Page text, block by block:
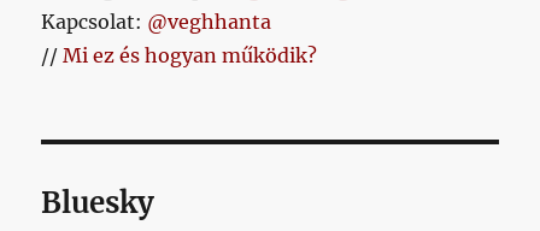
Kapcsolat: @veghhanta
//Mi ez és hogyan működik?
Bluesky